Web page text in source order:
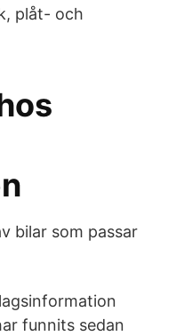
plåt- och
bilar som passar
funnits sedan